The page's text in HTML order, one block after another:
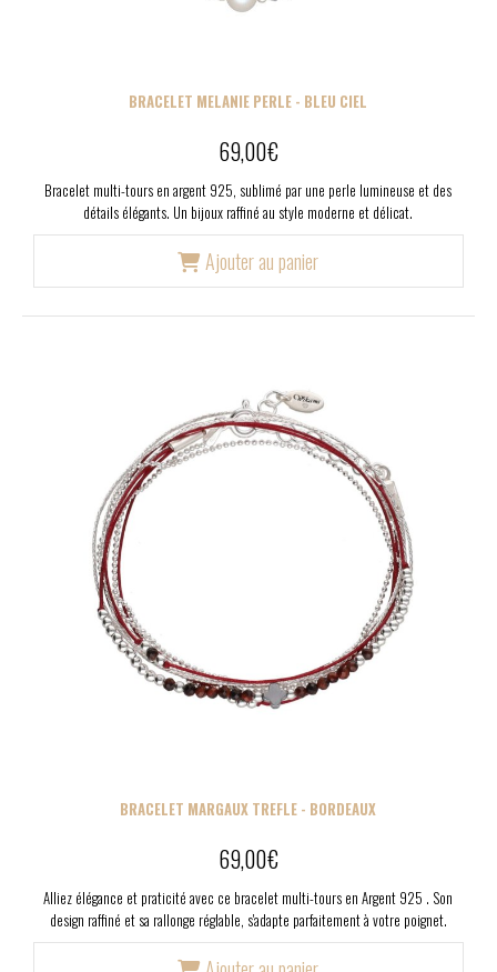
BRACELET MELANIE PERLE - BLEU CIEL
69,00€
Bracelet multi-tours en argent 925, sublimé par une perle lumineuse et des
détails élégants. Un bijoux raffiné au style moderne et délicat.
Ajouter au panier
BRACELET MARGAUX TREFLE - BORDEAUX
69,00€
Alliez élégance et praticité avec ce bracelet multi-tours en Argent 925 . Son
design raffiné et sa rallonge réglable, s'adapte parfaitement à votre poignet.